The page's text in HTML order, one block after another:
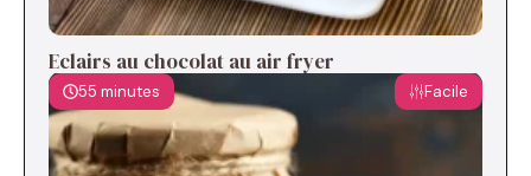
Eclairs au chocolat au air fryer
55 minutes Facile